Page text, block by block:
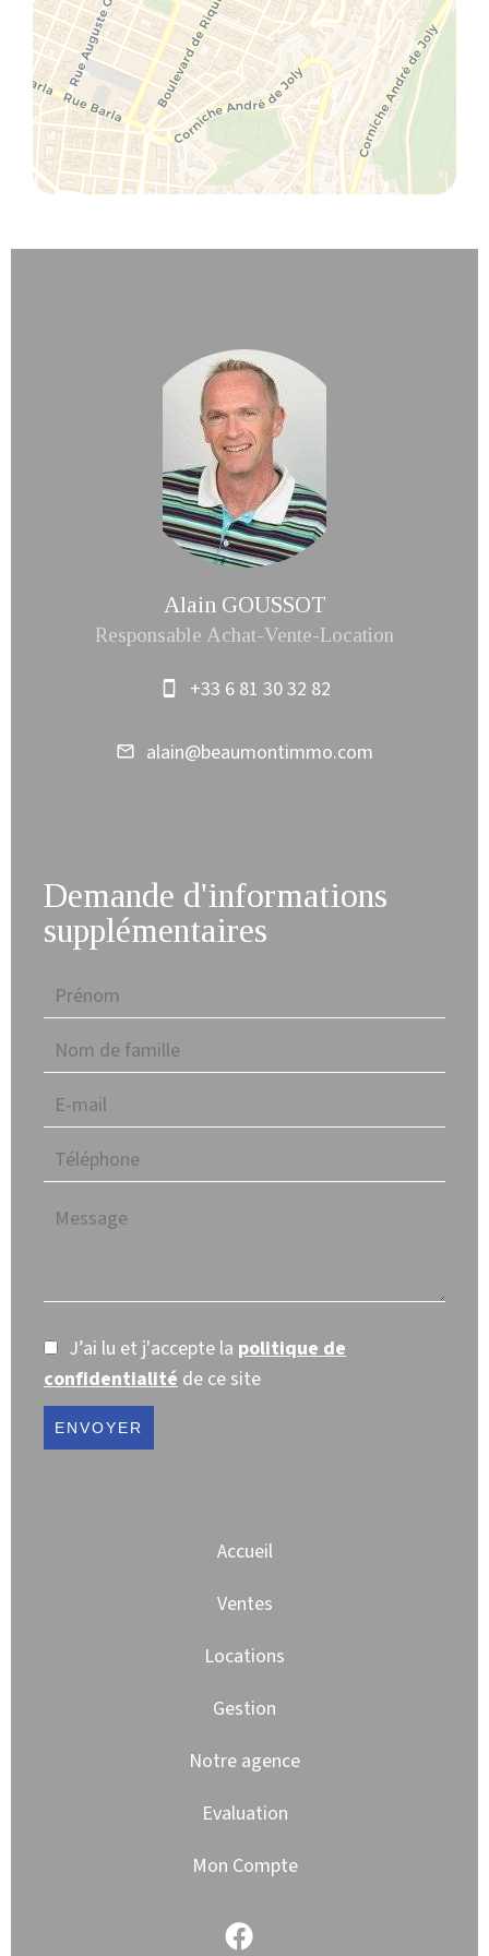
Alain GOUSSOT
Responsable Achat-Vente-Location
+33 6 81 30 32 82
alain@beaumontimmo.com
Demande d'informations
supplémentaires
J’ai lu et j'accepte la politique de
confidentialité de ce site
ENVOYER
Accueil
Ventes
Locations
Gestion
Notre agence
Evaluation
Mon Compte